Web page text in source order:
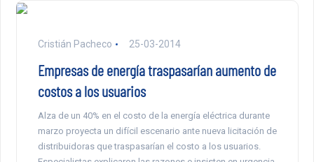
Cristián Pacheco 25-03-2014
Empresas de energía traspasarían aumento de
costos a los usuarios
Alza de un 40% en el costo de la energía eléctrica durante
marzo proyecta un difícil escenario ante nueva licitación de
distribuidoras que traspasarían el costo a los usuarios.